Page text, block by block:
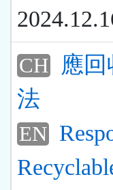
按
鈕
區
CH
應
法
EN